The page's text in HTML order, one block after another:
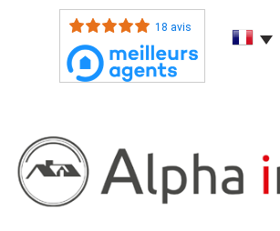
18 avis